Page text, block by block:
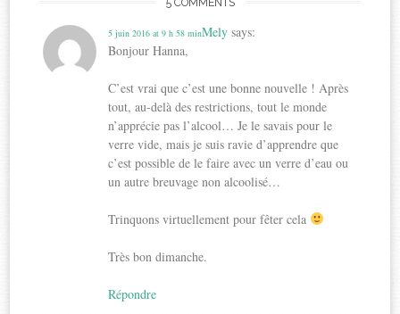
Mely says:
5 juin 2016 at 9 h 58 min
Bonjour Hanna,
C’est vrai que c’est une bonne nouvelle ! Après
tout, au-delà des restrictions, tout le monde
n’apprécie pas l’alcool… Je le savais pour le
verre vide, mais je suis ravie d’apprendre que
c’est possible de le faire avec un verre d’eau ou
un autre breuvage non alcoolisé…
Trinquons virtuellement pour fêter cela
Très bon dimanche.
Répondre